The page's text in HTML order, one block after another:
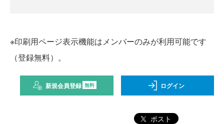
※印刷用ページ表示機能はメンバーのみが利用可能です
（登録無料）。
新規会員登録 無料 ログイン
ポスト